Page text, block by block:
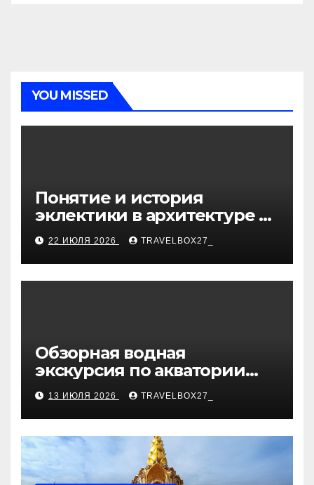
YOU MISSED
Понятие и история
эклектики в архитектуре и
дизайне интерьеров
22 ИЮЛЯ 2026 TRAVELBOX27_
Обзорная водная
экскурсия по акватории
бухты Песчаная
13 ИЮЛЯ 2026 TRAVELBOX27_